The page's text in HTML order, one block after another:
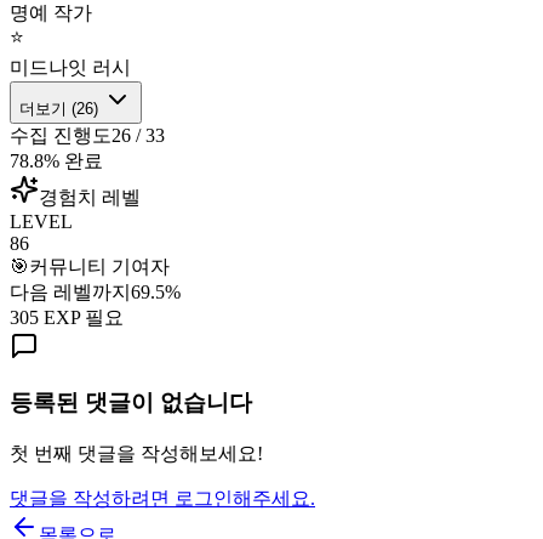
명예 작가
⭐
미드나잇 러시
더보기 (26)
수집 진행도26 /33
78.8% 완료
경험치 레벨
LEVEL
86
🎯커뮤니티 기여자
다음 레벨까지 69.5%
305 EXP 필요
등록된 댓글이 없습니다
첫 번째 댓글을 작성해보세요!
댓글을 작성하려면 로그인해주세요.
목록으로